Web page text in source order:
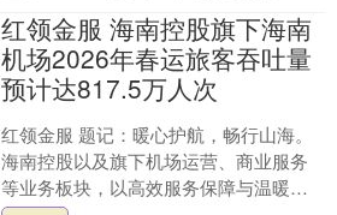
红领金服 海南控股旗下海南
机场2026年春运旅客吞吐量
预计达817.5万人次
红领金服 题记：暖心护航，畅行山海。
海南控股以及旗下机场运营、商业服务
等业务板块，以高效服务保障与温暖贴